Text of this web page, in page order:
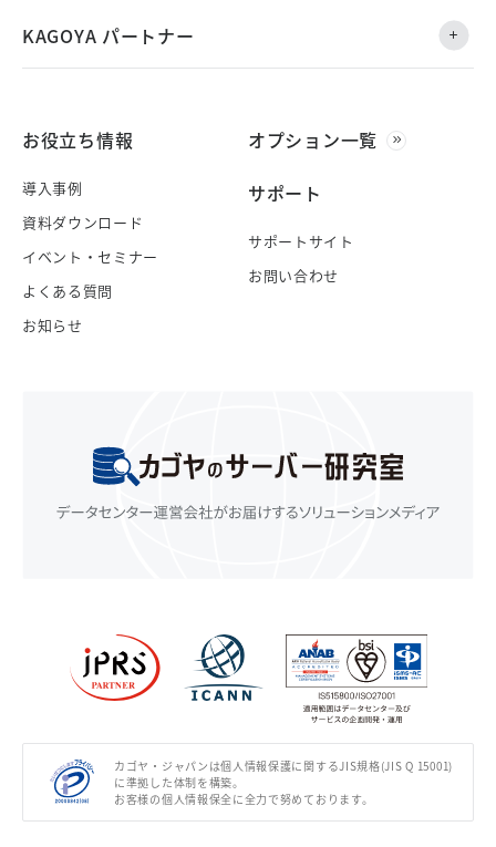
KAGOYA パートナー
お役立ち情報
導入事例
資料ダウンロード
イベント・セミナー
よくある質問
お知らせ
オプション一覧
サポート
サポートサイト
お問い合わせ
カゴヤ・ジャパンは個人情報保護に関するJIS規格(JIS Q 15001)
に準拠した体制を構築。
お客様の個人情報保全に全力で努めております。